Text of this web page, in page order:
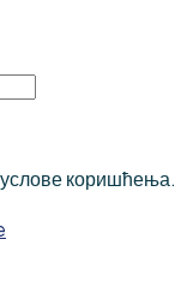
коришћења.